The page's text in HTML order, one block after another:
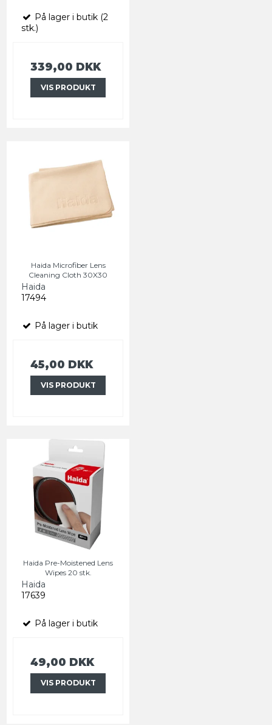
På lager i butik (2
stk.)
339,00 DKK
VIS PRODUKT
Haida Microfiber Lens
Cleaning Cloth 30X30
Haida
17494
På lager i butik
45,00 DKK
VIS PRODUKT
Haida Pre-Moistened Lens
Wipes 20 stk.
Haida
17639
På lager i butik
49,00 DKK
VIS PRODUKT